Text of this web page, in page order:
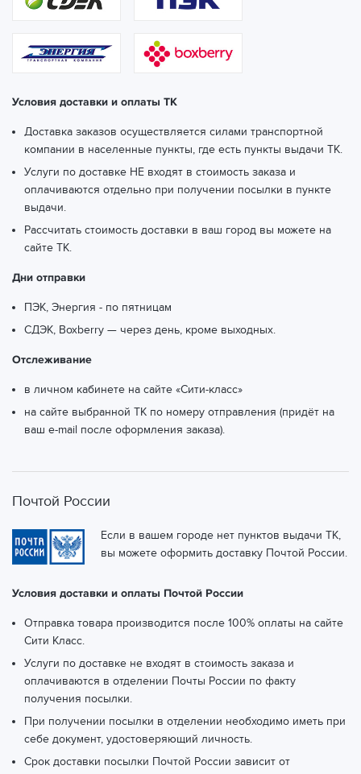
Екатеринбург, ул. Гурзуфская, 15(ТК СДЭК)
Екатеринбург, ул. Декабристов, 16/18 Б
Екатеринбург, ул. Ильича, 40
Екатеринбург, ул. Индустрии, 57/1 (ТК СДЭК)
Екатеринбург, ул. Инженерная, 34(ТК СДЭК)
Екатеринбург, ул. Ирбитская, 13
Екатеринбург, ул. Карельская, 53 (ТК СДЭК)
Екатеринбург, ул. Комсомольская, 19
Екатеринбург, ул. Краснолесья, 10/3, 12(ТК СДЭК)
Екатеринбург, ул. Краснолесья, 133
Екатеринбург, ул. Крауля, 2 (ТК СДЭК)
Екатеринбург, ул. Латвийская, 45
Екатеринбург, ул. Луначарского, 130
Екатеринбург, ул. Малышева, 53(ТК СДЭК)
Екатеринбург, ул. Мамина-Сибиряка, 40
Екатеринбург, ул. Маршала Жукова, 9(ТК СДЭК)
Екатеринбург, ул. Мира, 2
Екатеринбург, ул. Мичурина, 47(ТК СДЭК)
Екатеринбург, ул. Московская, 251
Условия доставки и оплаты ТК
Доставка заказов осуществляется силами транспортной
компании в населенные пункты, где есть пункты выдачи ТК.
Услуги по доставке НЕ входят в стоимость заказа и
оплачиваются отдельно при получении посылки в пункте
выдачи.
Рассчитать стоимость доставки в ваш город вы можете на
сайте ТК.
Дни отправки
ПЭК, Энергия - по пятницам
СДЭК, Boxberry — через день, кроме выходных.
Отслеживание
в личном кабинете на сайте «Сити-класс»
на сайте выбранной ТК по номеру отправления (придёт на
ваш e-mail после оформления заказа).
Почтой России
Если в вашем городе нет пунктов выдачи ТК,
вы можете оформить доставку Почтой России.
Условия доставки и оплаты Почтой России
Отправка товара производится после 100% оплаты на сайте
Сити Класс.
Услуги по доставке не входят в стоимость заказа и
оплачиваются в отделении Почты России по факту
получения посылки.
При получении посылки в отделении необходимо иметь при
себе документ, удостоверяющий личность.
Срок доставки посылки Почтой России зависит от